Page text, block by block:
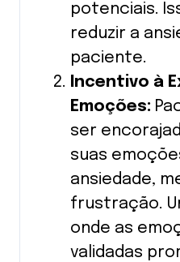
potenciais.
reduzir a
paciente.
Incentivo à
Emoções:
ser
suas
ansiedade,
frustração.
onde as
validadas